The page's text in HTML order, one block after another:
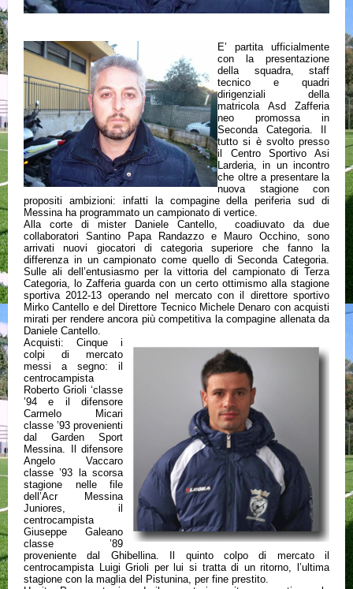
E’ partita ufficialmente
con la presentazione
della squadra, staff
tecnico e quadri
dirigenziali della
matricola Asd Zafferia
neo promossa in
Seconda Categoria. Il
tutto si è svolto presso
il Centro Sportivo Asi
Larderia, in un incontro
che oltre a presentare la
nuova stagione con
propositi ambizioni: infatti la compagine della periferia sud di
Messina ha programmato un campionato di vertice.
Alla corte di mister Daniele Cantello, coadiuvato da due
collaboratori Santino Papa Randazzo e Mauro Occhino, sono
arrivati nuovi giocatori di categoria superiore che fanno la
differenza in un campionato come quello di Seconda Categoria.
Sulle ali dell’entusiasmo per la vittoria del campionato di Terza
Categoria, lo Zafferia guarda con un certo ottimismo alla stagione
sportiva 2012-13 operando nel mercato con il direttore sportivo
Mirko Cantello e del Direttore Tecnico Michele Denaro con acquisti
mirati per rendere ancora più competitiva la compagine allenata da
Daniele Cantello.
Acquisti: Cinque i
colpi di mercato
messi a segno: il
centrocampista
Roberto Grioli ‘classe
’94 e il difensore
Carmelo Micari
classe ’93 provenienti
dal Garden Sport
Messina. Il difensore
Angelo Vaccaro
classe ’93 la scorsa
stagione nelle file
dell’Acr Messina
Juniores, il
centrocampista
Giuseppe Galeano
classe ’89
proveniente dal Ghibellina. Il quinto colpo di mercato il
centrocampista Luigi Grioli per lui si tratta di un ritorno, l’ultima
stagione con la maglia del Pistunina, per fine prestito.